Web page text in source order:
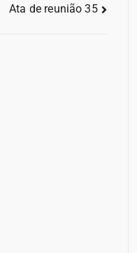
Ata de reunião 35